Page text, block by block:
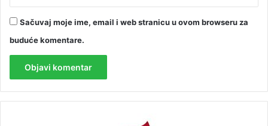
Sačuvaj moje ime, email i web stranicu u ovom browseru za
buduće komentare.